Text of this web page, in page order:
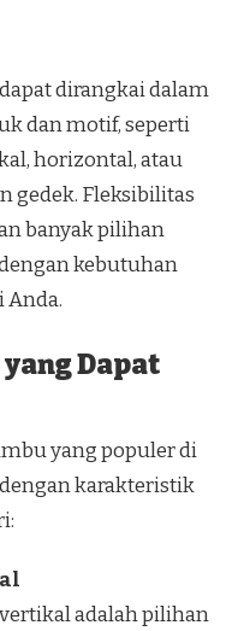
dirangkai dalam
dan motif, seperti
horizontal, atau
gedek. Fleksibilitas
banyak pilihan
kebutuhan
Anda.
Dapat
yang populer di
karakteristik
adalah pilihan